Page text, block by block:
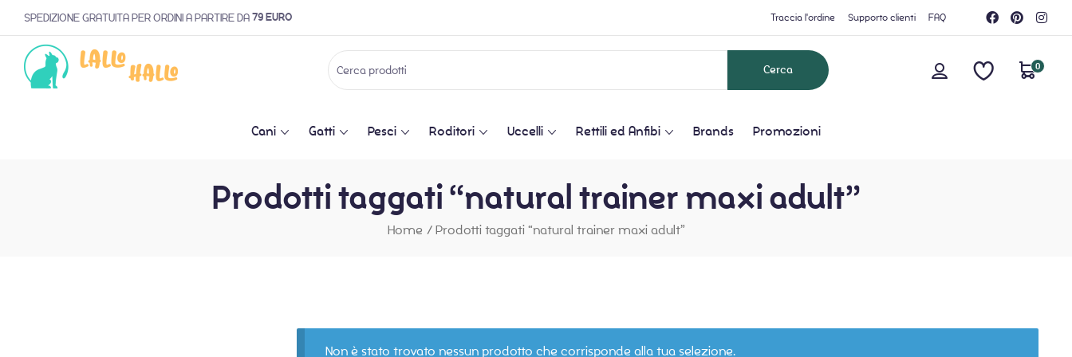
SPEDIZIONE GRATUITA PER ORDINI A PARTIRE DA79 EURO Traccia l'ordine Supporto clienti FAQ
0
Cani Gatti Pesci Roditori Uccelli Rettili ed Anfibi Brands Promozioni
Prodotti taggati “natural trainer maxi adult”
Home / Prodotti taggati “natural trainer maxi adult”
Non è stato trovato nessun prodotto che corrisponde alla tua selezione.